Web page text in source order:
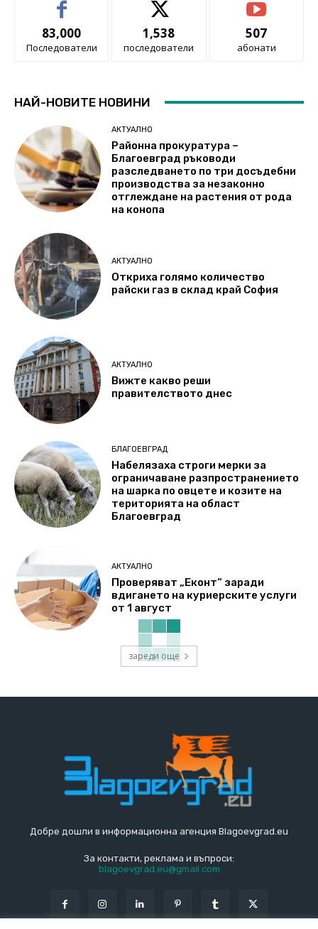
83,000
Последователи
1,538
последователи
507
абонати
НАЙ-НОВИТЕ НОВИНИ
АКТУАЛНО
Районна прокуратура –
Благоевград ръководи
разследването по три досъдебни
производства за незаконно
отглеждане на растения от рода
на конопа
АКТУАЛНО
Откриха голямо количество
райски газ в склад край София
АКТУАЛНО
Вижте какво реши
правителството днес
БЛАГОЕВГРАД
Набелязаха строги мерки за
ограничаване разпространението
на шарка по овцете и козите на
територията на област
Благоевград
АКТУАЛНО
Проверяват „Еконт“ заради
вдигането на куриерските услуги
от 1 август
зареди още
Добре дошли в информационна агенция Blagoevgrad.eu
За контакти, реклама и въпроси:
blagoevgrad.eu@gmail.com